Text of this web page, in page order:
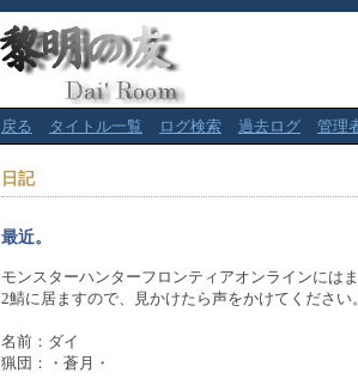
戻る タイトル一覧 ログ検索 過去ログ 管理
日記
最近。
モンスターハンターフロンティアオンラインには
2鯖に居ますので、見かけたら声をかけてください
名前：ダイ
猟団：・蒼月・